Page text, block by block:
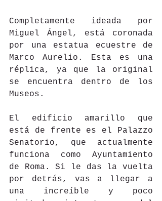
Completamente ideada por
Miguel Ángel, está coronada
por una estatua ecuestre de
Marco Aurelio. Esta es una
réplica, ya que la original
se encuentra dentro de los
Museos.
El edificio amarillo que
está de frente es el Palazzo
Senatorio, que actualmente
funciona como Ayuntamiento
de Roma. Si le das la vuelta
por detrás, vas a llegar a
una increíble y poco